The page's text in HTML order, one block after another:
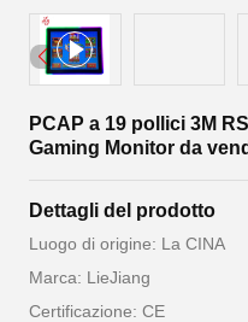
PCAP a 19 pollici 3M
Gaming Monitor da
Dettagli del prodotto
Luogo di origine: La CINA
Marca: LieJiang
Certificazione: CE